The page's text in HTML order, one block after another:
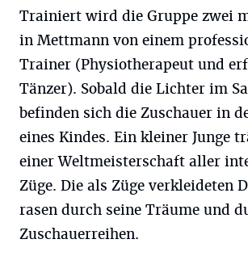
Trainiert wird die Gruppe zwei
in Mettmann von einem
Trainer (Physiotherapeut und
Tänzer). Sobald die Lichter im
befinden sich die Zuschauer in
eines Kindes. Ein kleiner Junge
einer Weltmeisterschaft aller
Züge. Die als Züge verkleideten
rasen durch seine Träume und
Zuschauerreihen.